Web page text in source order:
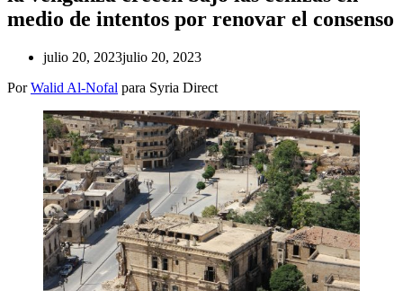
medio de intentos por renovar el consenso
julio 20, 2023julio 20, 2023
PorWalid Al-Nofal para Syria Direct